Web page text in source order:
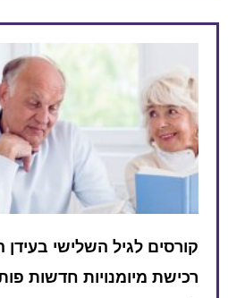
קורסים לגיל השלישי בעידן
רכישת מיומנויות חדשות